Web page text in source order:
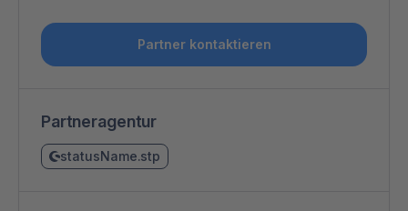
Partner kontaktieren
Partneragentur
statusName.stp